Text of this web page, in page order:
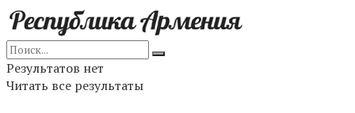
Результатов нет
Читать все результаты